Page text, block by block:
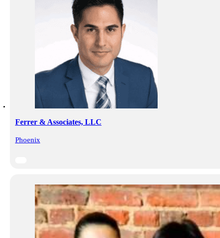
Ferrer & Associates, LLC
Phoenix